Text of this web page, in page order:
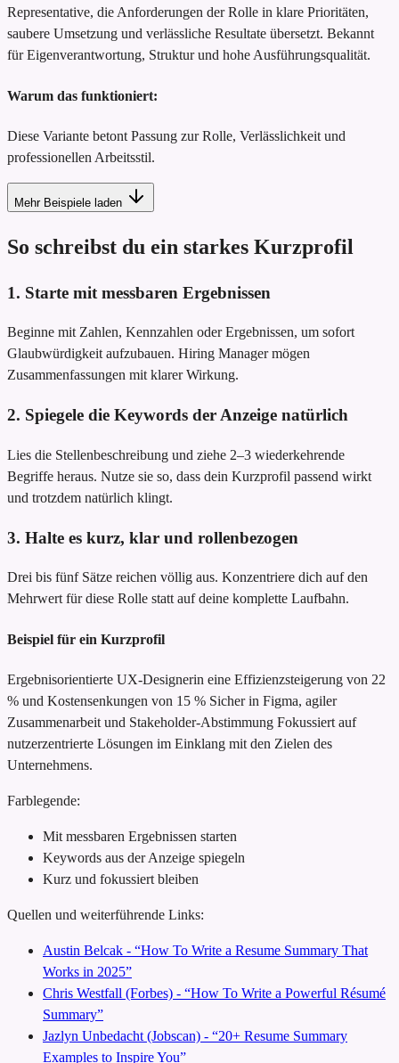
Representative, die Anforderungen der Rolle in klare Prioritäten,
saubere Umsetzung und verlässliche Resultate übersetzt. Bekannt
für Eigenverantwortung, Struktur und hohe Ausführungsqualität.
Warum das funktioniert:
Diese Variante betont Passung zur Rolle, Verlässlichkeit und
professionellen Arbeitsstil.
Mehr Beispiele laden
So schreibst du ein starkes Kurzprofil
1. Starte mit messbaren Ergebnissen
Beginne mit Zahlen, Kennzahlen oder Ergebnissen, um sofort
Glaubwürdigkeit aufzubauen. Hiring Manager mögen
Zusammenfassungen mit klarer Wirkung.
2. Spiegele die Keywords der Anzeige natürlich
Lies die Stellenbeschreibung und ziehe 2–3 wiederkehrende
Begriffe heraus. Nutze sie so, dass dein Kurzprofil passend wirkt
und trotzdem natürlich klingt.
3. Halte es kurz, klar und rollenbezogen
Drei bis fünf Sätze reichen völlig aus. Konzentriere dich auf den
Mehrwert für diese Rolle statt auf deine komplette Laufbahn.
Beispiel für ein Kurzprofil
Ergebnisorientierte UX-Designerin eine Effizienzsteigerung von 22
% und Kostensenkungen von 15 % Sicher in Figma, agiler
Zusammenarbeit und Stakeholder-Abstimmung Fokussiert auf
nutzerzentrierte Lösungen im Einklang mit den Zielen des
Unternehmens.
Farblegende:
Mit messbaren Ergebnissen starten
Keywords aus der Anzeige spiegeln
Kurz und fokussiert bleiben
Quellen und weiterführende Links:
Austin Belcak - “How To Write a Resume Summary That
Works in 2025”
Chris Westfall (Forbes) - “How To Write a Powerful Résumé
Summary”
Jazlyn Unbedacht (Jobscan) - “20+ Resume Summary
Examples to Inspire You”